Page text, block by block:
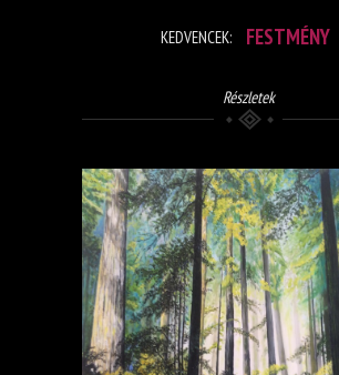
KEDVENCEK: FESTMÉNY
Részletek